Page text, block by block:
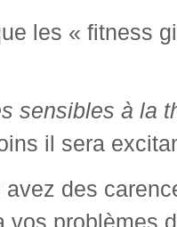
les « fitness
sensibles à la
il sera
avez des